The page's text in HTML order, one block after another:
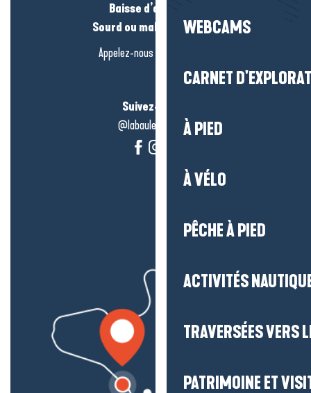
WEBCAMS
CARNET
À PIED
À VÉLO
PÊCHE À PIED
ACTIVITÉS
TRAVERSÉES VERS
PATRIMOINE ET
Baisse d’audition ?
Sourd ou malentendant ?
Appelez-nous en
Suivez-nous !
@labauleguérande